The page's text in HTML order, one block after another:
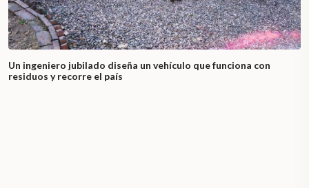
Un ingeniero jubilado diseña un vehículo que funciona con
residuos y recorre el país